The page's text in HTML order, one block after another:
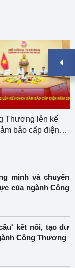
Thương lên kế
bảo cấp điện
minh và chuyển
của ngành Công
kết nối, tạo dư
Công Thương